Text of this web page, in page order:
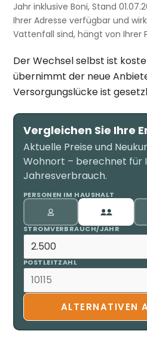
Jahr inklusive Boni, Stand
Ihrer Adresse verfügbar und
Vattenfall sind, hängt von Ihrer
Der Wechsel selbst ist
übernimmt der neue
Versorgungslücke ist
Vergleichen Sie Ihre
Aktuelle Preise und
Wohnort – berechnet für
Jahresverbrauch.
PERSONEN IM HAUSHALT
STROMVERBRAUCH/JAHR
POSTLEITZAHL
ALTERNATIVEN